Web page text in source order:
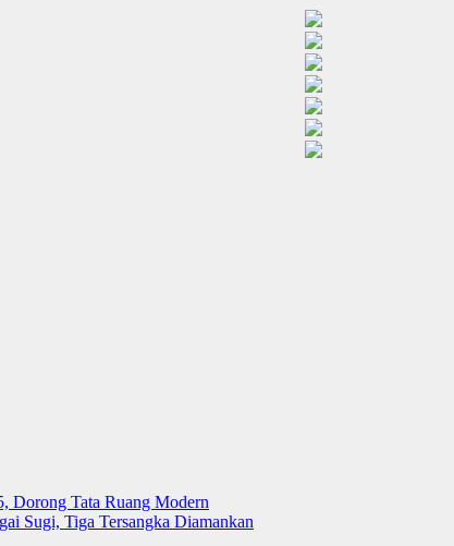
Dorong Tata Ruang Modern
Sugi, Tiga Tersangka Diamankan